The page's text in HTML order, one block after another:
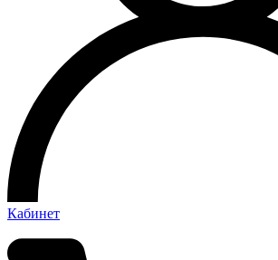
Кабинет